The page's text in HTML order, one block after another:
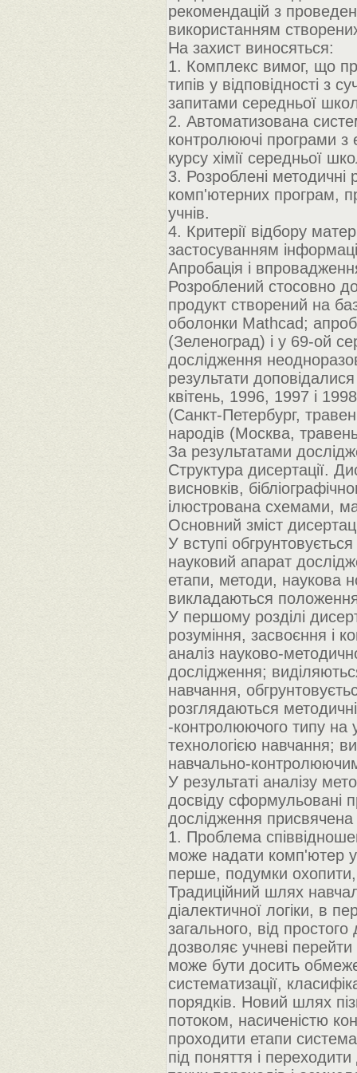
рекомендацій з
використанням
На захист виносяться:
1. Комплекс вимог, що
типів у відповідності з
запитами середньої
2. Автоматизована
контролюючі програми
курсу хімії середньої
3. Розроблені методичні
комп'ютерних програм,
учнів.
4. Критерії відбору
застосуванням
Апробація і
Розроблений стосовно
продукт створений на
оболонки Mathcad;
(Зеленоград) і у 69-ой
дослідження
результати
квітень, 1996, 1997 і
(Санкт-Петербург,
народів (Москва,
За результатами
Структура дисертації.
висновків,
ілюстрована схемами,
Основний зміст
У вступі
науковий апарат
етапи, методи, наукова
викладаються
У першому розділі
розуміння, засвоєння і
аналіз науково-
дослідження;
навчання,
розглядаються
-контролюючого типу на
технологією навчання;
навчально-
У результаті аналізу
досвіду сформульовані
дослідження
1. Проблема
може надати комп'ютер
перше, подумки
Традиційний шлях
діалектичної логіки, в
загального, від
дозволяє учневі
може бути досить
систематизації,
порядків. Новий шлях
потоком, насиченістю
проходити етапи
під поняття і